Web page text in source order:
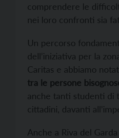
comprendere le
nei loro confronti sia
Un percorso
dell’iniziativa per la
Caritas e abbiamo
tra le persone
anche tanti studenti di
cittadini, davanti
Anche a Riva del